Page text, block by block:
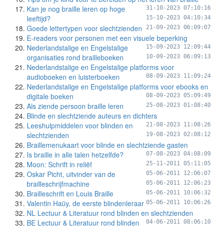
31-10-2023 07:10:16
Kan je nog braille leren op hoge
leeftijd?
15-10-2023 04:10:34
Goede lettertypen voor slechtzienden 21-09-2023 06:09:07
E-readers voor personen met een visuele beperking
15-09-2023 12:09:44
Nederlandstalige en Engelstalige
organisaties rond brailleboeken
10-09-2023 06:09:13
Nederlandstalige en Engelstalige platforms voor
audioboeken en luisterboeken
08-09-2023 11:09:24
Nederlandstalige en Engelstalige platforms voor ebooks en
digitale boeken
08-09-2023 05:09:49
Als ziende persoon braille leren 25-08-2023 01:08:40
Blinde en slechtziende auteurs en dichters
21-08-2023 11:08:26
Leeshulpmiddelen voor blinden en
slechtzienden
19-08-2023 02:08:12
Braillemenukaart voor blinde en slechtziende gasten
07-08-2023 04:08:09
Is braille in alle talen hetzelfde?
25-11-2011 05:11:05
Moon: Schrift in reliëf
05-06-2011 12:06:07
Oskar Picht, uitvinder van de
brailleschrijfmachine
05-06-2011 12:06:23
Brailleschrift en Louis Braille 05-06-2011 10:06:32
Valentin Haüy, de eerste blindenleraar 05-06-2011 10:06:26
NL Lectuur & Literatuur rond blinden en slechtzienden
04-06-2011 08:06:10
BE Lectuur & Literatuur rond blinden